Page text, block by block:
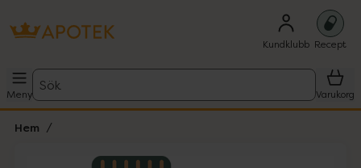
Kundklubb Recept
Meny
Sök
Varukorg
Hem